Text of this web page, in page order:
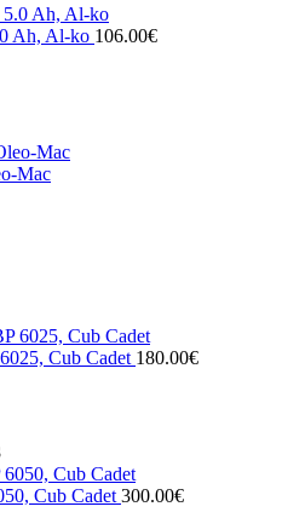
Ah, Al-ko 106.00€
Mac
Cub Cadet 180.00€
Cub Cadet 300.00€